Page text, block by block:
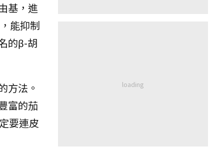
基，進
能抑制
的β-胡
方法。
富的茄
要連皮